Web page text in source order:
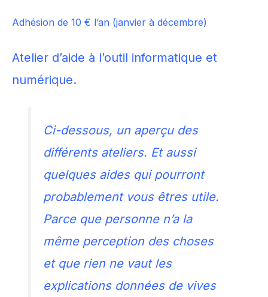
Adhésion de 10 € l’an (janvier à décembre)
Atelier d’aide à l’outil informatique et
numérique.
Ci-dessous, un aperçu des
différents ateliers. Et aussi
quelques aides qui pourront
probablement vous êtres utile.
Parce que personne n’a la
même perception des choses
et que rien ne vaut les
explications données de vives